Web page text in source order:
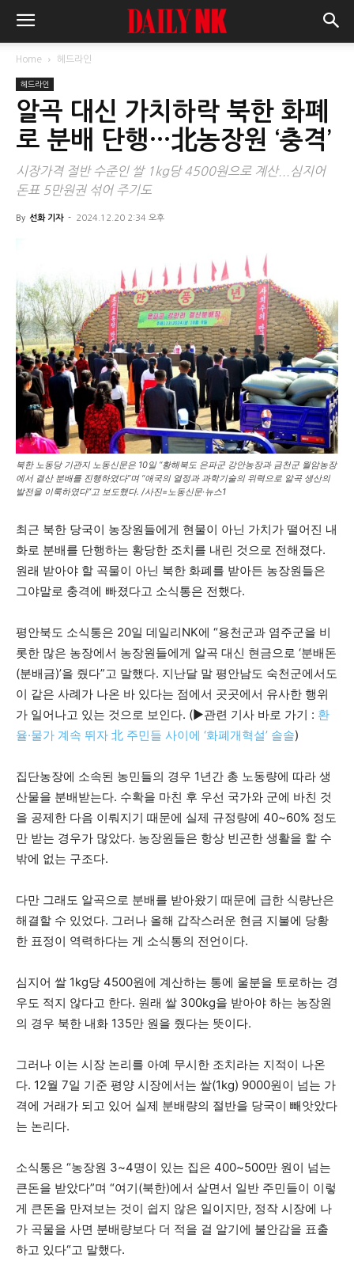
Home 헤드라인
헤드라인
알곡 대신 가치하락 북한 화폐
로 분배 단행…北농장원 ‘충격’
시장가격 절반 수준인 쌀 1kg당 4500원으로 계산...심지어
돈표 5만원권 섞어 주기도
By 선화 기자 - 2024.12.20 2:34 오후
북한 노동당 기관지 노동신문은 10일 “황해북도 은파군 강안농장과 금천군 월암농장
에서 결산 분배를 진행하였다”며 “애국의 열정과 과학기술의 위력으로 알곡 생산의
발전을 이룩하였다”고 보도했다. /사진=노동신문·뉴스1
최근 북한 당국이 농장원들에게 현물이 아닌 가치가 떨어진 내
화로 분배를 단행하는 황당한 조치를 내린 것으로 전해졌다.
원래 받아야 할 곡물이 아닌 북한 화폐를 받아든 농장원들은
그야말로 충격에 빠졌다고 소식통은 전했다.
평안북도 소식통은 20일 데일리NK에 “용천군과 염주군을 비
롯한 많은 농장에서 농장원들에게 알곡 대신 현금으로 ‘분배돈
(분배금)’을 줬다”고 말했다. 지난달 말 평안남도 숙천군에서도
이 같은 사례가 나온 바 있다는 점에서 곳곳에서 유사한 행위
가 일어나고 있는 것으로 보인다. (▶관련 기사 바로 가기 : 환
율·물가 계속 뛰자 北 주민들 사이에 ‘화폐개혁설’ 솔솔)
집단농장에 소속된 농민들의 경우 1년간 총 노동량에 따라 생
산물을 분배받는다. 수확을 마친 후 우선 국가와 군에 바친 것
을 공제한 다음 이뤄지기 때문에 실제 규정량에 40~60% 정도
만 받는 경우가 많았다. 농장원들은 항상 빈곤한 생활을 할 수
밖에 없는 구조다.
다만 그래도 알곡으로 분배를 받아왔기 때문에 급한 식량난은
해결할 수 있었다. 그러나 올해 갑작스러운 현금 지불에 당황
한 표정이 역력하다는 게 소식통의 전언이다.
심지어 쌀 1kg당 4500원에 계산하는 통에 울분을 토로하는 경
우도 적지 않다고 한다. 원래 쌀 300kg을 받아야 하는 농장원
의 경우 북한 내화 135만 원을 줬다는 뜻이다.
그러나 이는 시장 논리를 아예 무시한 조치라는 지적이 나온
다. 12월 7일 기준 평양 시장에서는 쌀(1kg) 9000원이 넘는 가
격에 거래가 되고 있어 실제 분배량의 절반을 당국이 빼앗았다
는 논리다.
소식통은 “농장원 3~4명이 있는 집은 400~500만 원이 넘는
큰돈을 받았다”며 “여기(북한)에서 살면서 일반 주민들이 이렇
게 큰돈을 만져보는 것이 쉽지 않은 일이지만, 정작 시장에 나
가 곡물을 사면 분배량보다 더 적을 걸 알기에 불안감을 표출
하고 있다“고 말했다.